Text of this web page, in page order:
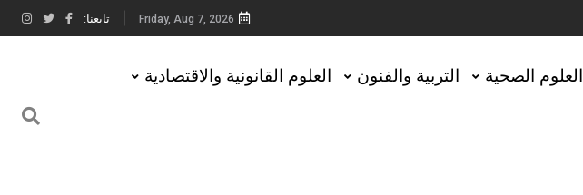
Friday, Aug 7, 2026 تابعنا:
العلوم الصحية التربية والفنون العلوم القانونية والاقتصادية